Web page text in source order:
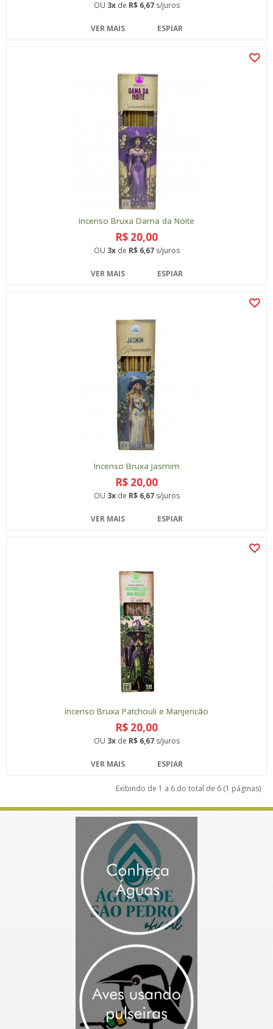
OU 3xde R$ 6,67s/juros
VER MAIS ESPIAR
Incenso Bruxa Dama da Noite
R$ 20,00
OU 3xde R$ 6,67s/juros
VER MAIS ESPIAR
Incenso Bruxa Jasmim
R$ 20,00
OU 3xde R$ 6,67s/juros
VER MAIS ESPIAR
Incenso Bruxa Patchouli e Manjericão
R$ 20,00
OU 3xde R$ 6,67s/juros
VER MAIS ESPIAR
Exibindo de 1 a 6 do total de 6 (1 páginas)